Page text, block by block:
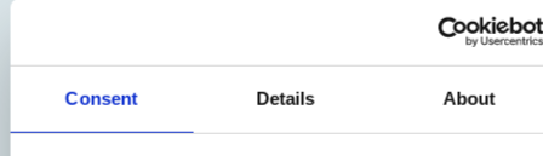
Consent Details About